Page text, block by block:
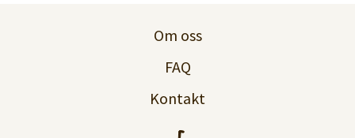
Om oss
FAQ
Kontakt